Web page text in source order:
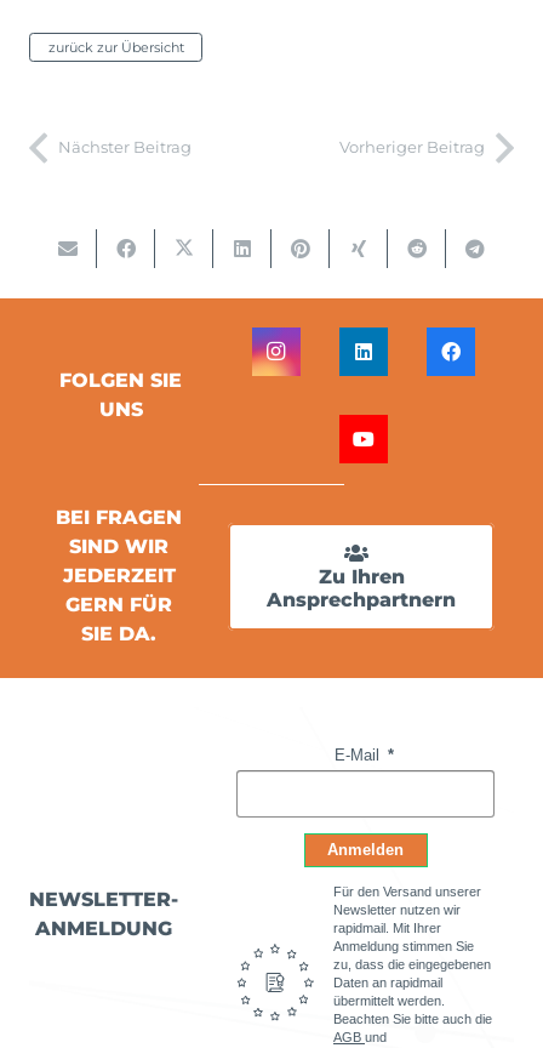
zurück zur Übersicht
Nächster Beitrag Vorheriger Beitrag
FOLGEN SIE
UNS
BEI FRAGEN
SIND WIR
JEDERZEIT
GERN FÜR
SIE DA.
Zu Ihren
Ansprechpartnern
NEWSLETTER-
ANMELDUNG
E-Mail
Anmelden
Für den Versand unserer
Newsletter nutzen wir
rapidmail. Mit Ihrer
Anmeldung stimmen Sie
zu, dass die eingegebenen
Daten an rapidmail
übermittelt werden.
Beachten Sie bitte auch die
AGB und